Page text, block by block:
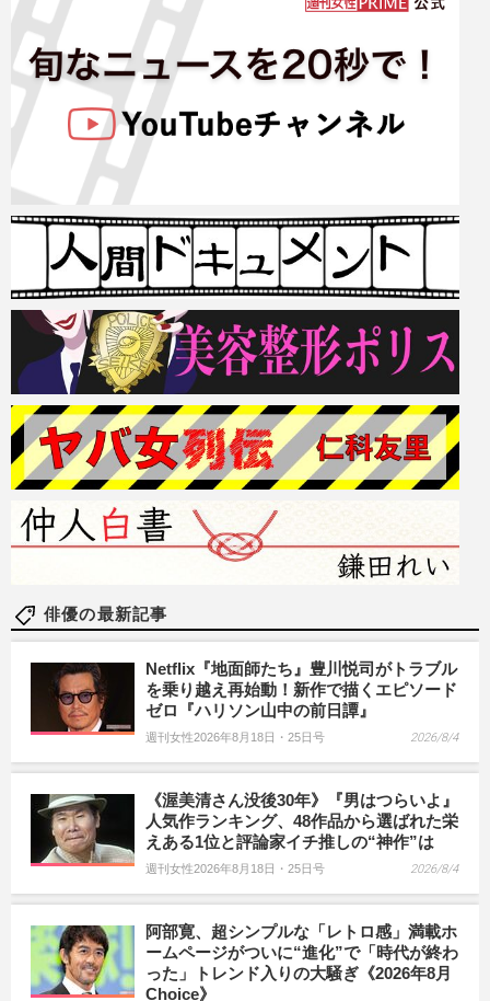
俳優の最新記事
Netflix『地面師たち』豊川悦司がトラブル
を乗り越え再始動！新作で描くエピソード
ゼロ『ハリソン山中の前日譚』
週刊女性2026年8月18日・25日号 2026/8/4
《渥美清さん没後30年》『男はつらいよ』
人気作ランキング、48作品から選ばれた栄
えある1位と評論家イチ推しの“神作”は
週刊女性2026年8月18日・25日号 2026/8/4
阿部寛、超シンプルな「レトロ感」満載ホ
ームページがついに“進化”で「時代が終わ
った」トレンド入りの大騒ぎ《2026年8月
Choice》